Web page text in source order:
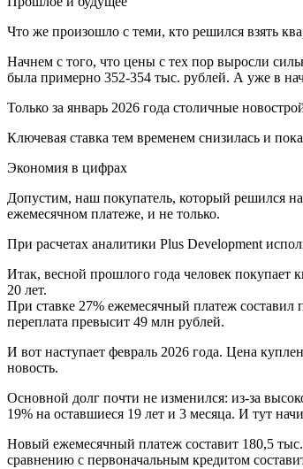
Что же произошло с теми, кто решился взять
Начнем с того, что цены с тех пор выросли
была примерно 352-354 тыс. рублей. А уже в
Только за январь 2026 года столичные
Ключевая ставка тем временем снизилась и
Экономия в цифрах
Допустим, наш покупатель, который решился
ежемесячном платеже, и не только.
При расчетах аналитики Plus Development
Итак, весной прошлого года человек покупает
20 лет.
При ставке 27% ежемесячный платеж составил
переплата превысит 49 млн рублей.
И вот наступает февраль 2026 года. Цена
новость.
Основной долг почти не изменился: из-за
19% на оставшиеся 19 лет и 3 месяца. И тут
Новый ежемесячный платеж составит 180,5
сравнению с первоначальным кредитом